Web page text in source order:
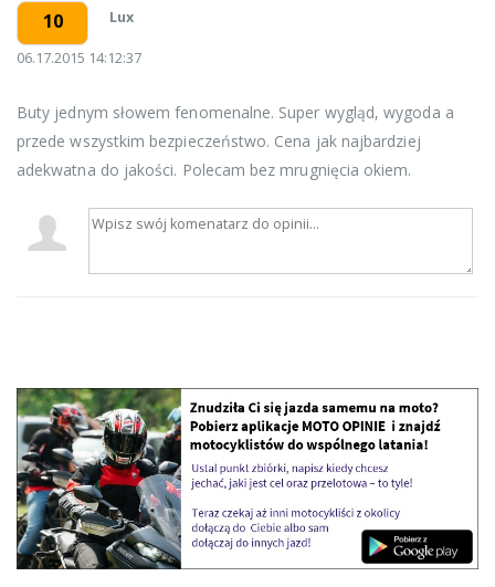
10 Lux
06.17.2015 14:12:37
Buty jednym słowem fenomenalne. Super wygląd, wygoda a
przede wszystkim bezpieczeństwo. Cena jak najbardziej
adekwatna do jakości. Polecam bez mrugnięcia okiem.